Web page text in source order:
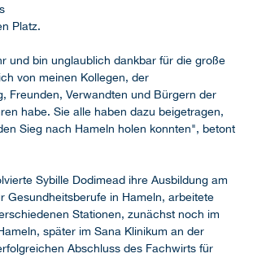
Platz.
und bin unglaublich dankbar für die große
von meinen Kollegen, der
Freunden, Verwandten und Bürgern der
habe. Sie alle haben dazu beigetragen,
Sieg nach Hameln holen konnten", betont
Sybille Dodimead ihre Ausbildung am
Gesundheitsberufe in Hameln, arbeitete
Stationen, zunächst noch im
später im Sana Klinikum an der
Abschluss des Fachwirts für